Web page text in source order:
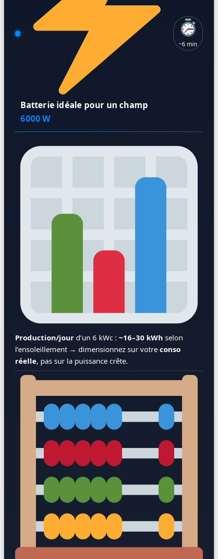
Batterie idéale pour un champ
6000 W
~6 min
Production/jour d’un 6 kWc : ~16–30 kWh selon
l’ensoleillement → dimensionnez sur votre conso
réelle, pas sur la puissance crête.